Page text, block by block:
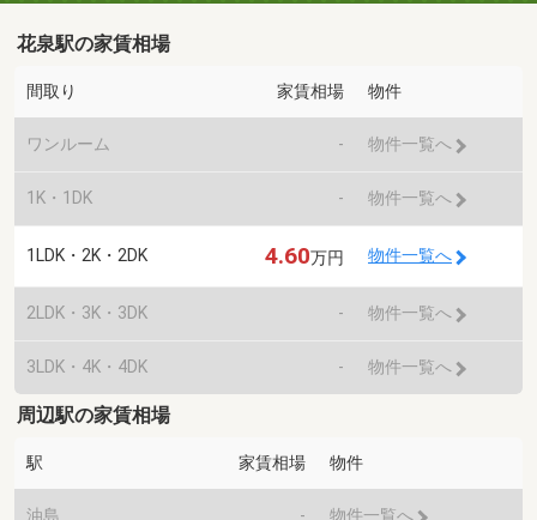
花泉駅の家賃相場
間取り 家賃相場 物件
ワンルーム - 物件一覧へ
1K・1DK - 物件一覧へ
1LDK・2K・2DK 4.60万円 物件一覧へ
2LDK・3K・3DK - 物件一覧へ
3LDK・4K・4DK - 物件一覧へ
周辺駅の家賃相場
駅 家賃相場 物件
油島 -